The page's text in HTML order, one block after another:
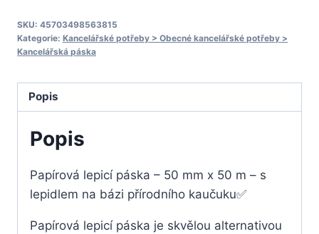
SKU: 45703498563815
Kategorie: Kancelářské potřeby > Obecné kancelářské potřeby >
Kancelářská páska
Popis
Popis
Papírová lepicí páska – 50 mm x 50 m – s
lepidlem na bázi přírodního kaučuku✅
Papírová lepicí páska je skvělou alternativou